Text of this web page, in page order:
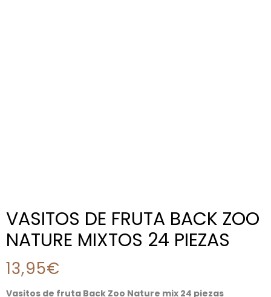
VASITOS DE FRUTA BACK ZOO
NATURE MIXTOS 24 PIEZAS
13,95€
Vasitos de fruta Back Zoo Nature mix 24 piezas